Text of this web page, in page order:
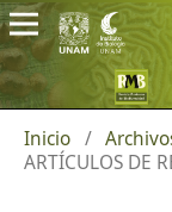
Inicio /
ARTÍCULOS DE